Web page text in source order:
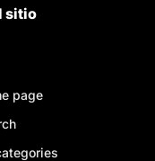
sitio
page